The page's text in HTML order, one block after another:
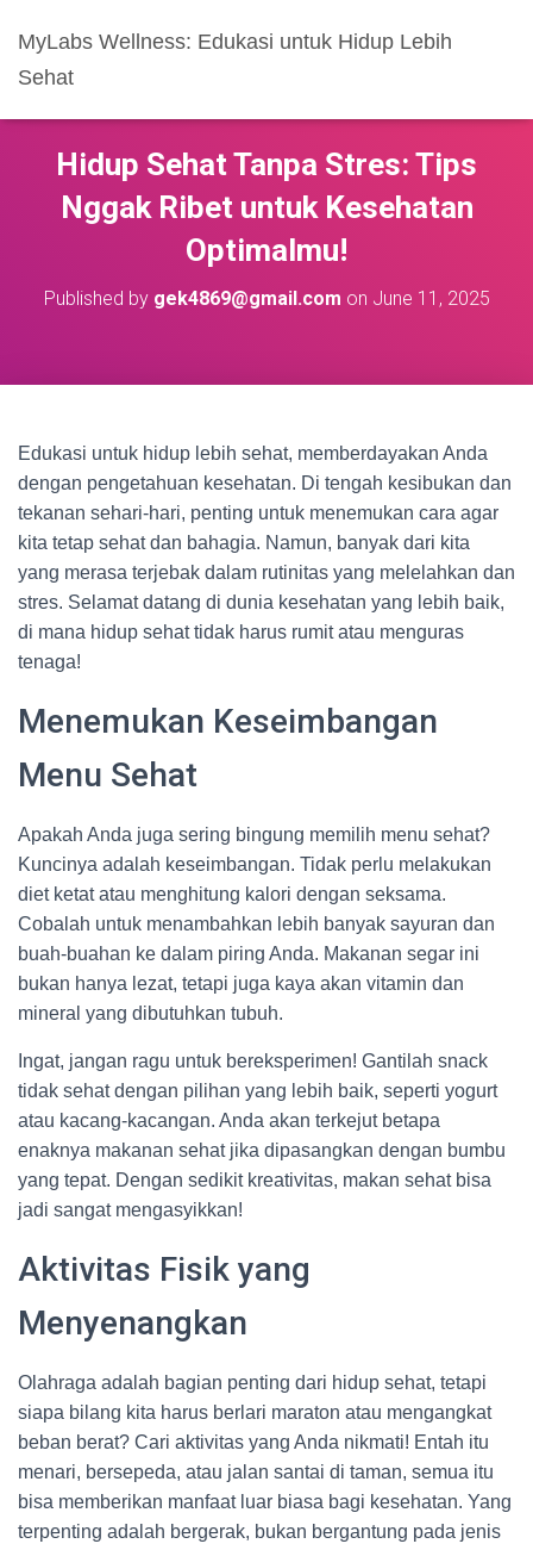
MyLabs Wellness: Edukasi untuk Hidup Lebih
Sehat
Hidup Sehat Tanpa Stres: Tips
Nggak Ribet untuk Kesehatan
Optimalmu!
Published by gek4869@gmail.com on June 11, 2025
Edukasi untuk hidup lebih sehat, memberdayakan Anda
dengan pengetahuan kesehatan. Di tengah kesibukan dan
tekanan sehari-hari, penting untuk menemukan cara agar
kita tetap sehat dan bahagia. Namun, banyak dari kita
yang merasa terjebak dalam rutinitas yang melelahkan dan
stres. Selamat datang di dunia kesehatan yang lebih baik,
di mana hidup sehat tidak harus rumit atau menguras
tenaga!
Menemukan Keseimbangan
Menu Sehat
Apakah Anda juga sering bingung memilih menu sehat?
Kuncinya adalah keseimbangan. Tidak perlu melakukan
diet ketat atau menghitung kalori dengan seksama.
Cobalah untuk menambahkan lebih banyak sayuran dan
buah-buahan ke dalam piring Anda. Makanan segar ini
bukan hanya lezat, tetapi juga kaya akan vitamin dan
mineral yang dibutuhkan tubuh.
Ingat, jangan ragu untuk bereksperimen! Gantilah snack
tidak sehat dengan pilihan yang lebih baik, seperti yogurt
atau kacang-kacangan. Anda akan terkejut betapa
enaknya makanan sehat jika dipasangkan dengan bumbu
yang tepat. Dengan sedikit kreativitas, makan sehat bisa
jadi sangat mengasyikkan!
Aktivitas Fisik yang
Menyenangkan
Olahraga adalah bagian penting dari hidup sehat, tetapi
siapa bilang kita harus berlari maraton atau mengangkat
beban berat? Cari aktivitas yang Anda nikmati! Entah itu
menari, bersepeda, atau jalan santai di taman, semua itu
bisa memberikan manfaat luar biasa bagi kesehatan. Yang
terpenting adalah bergerak, bukan bergantung pada jenis